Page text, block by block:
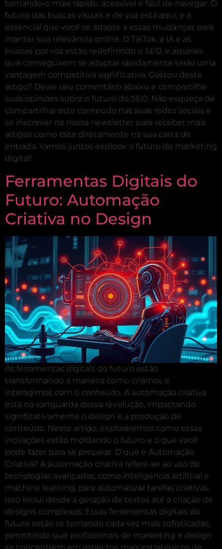
tornando-o mais rápido, acessível e fácil de navegar. O
futuro das buscas visuais e de voz está aqui, e é
essencial que você se adapte a essas mudanças para
manter sua relevância online. O TikTok, a IA e as
buscas por voz estão redefinindo o SEO, e aqueles
que conseguirem se adaptar rapidamente terão uma
vantagem competitiva significativa. Gostou deste
artigo? Deixe seu comentário abaixo e compartilhe
suas opiniões sobre o futuro do SEO. Não esqueça de
compartilhar este conteúdo nas suas redes sociais e
se inscrever na nossa newsletter para receber mais
artigos como este diretamente na sua caixa de
entrada. Vamos juntos explorar o futuro do marketing
digital!
Ferramentas Digitais do
Futuro: Automação
Criativa no Design
As ferramentas digitais do futuro estão
transformando a maneira como criamos e
interagimos com o conteúdo. A automação criativa
está na vanguarda dessa revolução, impactando
significativamente o design e a produção de
conteúdo. Neste artigo, exploraremos como essas
inovações estão moldando o futuro e o que você
pode fazer para se preparar. O que é Automação
Criativa? A automação criativa refere-se ao uso de
tecnologias avançadas, como inteligência artificial e
machine learning, para automatizar tarefas criativas.
Isso inclui desde a geração de textos até a criação de
designs complexos. Essas ferramentas digitais do
futuro estão se tornando cada vez mais sofisticadas,
permitindo que profissionais de marketing e design